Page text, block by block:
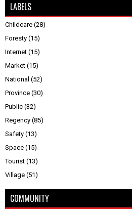
LABELS
Childcare (28)
Foresty (15)
Internet (15)
Market (15)
National (52)
Province (30)
Public (32)
Regency (85)
Safety (13)
Space (15)
Tourist (13)
Village (51)
COMMUNITY